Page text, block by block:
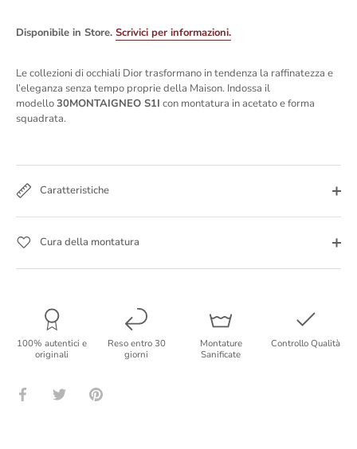
Disponibile in Store. Scrivici per informazioni.
Le collezioni di occhiali Dior trasformano in tendenza la raffinatezza e
l’eleganza senza tempo proprie della Maison. Indossa il
modello30MONTAIGNEO S1I con montatura in acetato e forma
squadrata.
Caratteristiche
Cura della montatura
100% autentici e
originali
Reso entro 30
giorni
Montature
Sanificate
Controllo Qualità
CondividiCondividiCondividi